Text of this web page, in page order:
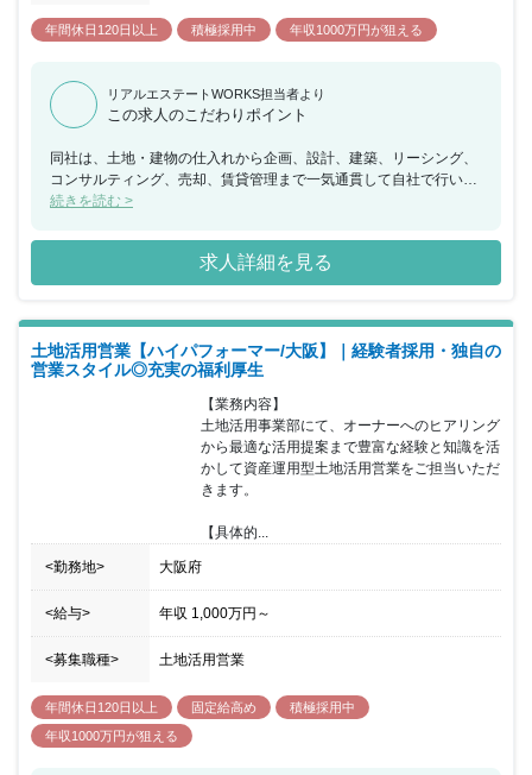
年間休日120日以上 積極採用中 年収1000万円が狙える
リアルエステートWORKS担当者より
この求人のこだわりポイント
同社は、土地・建物の仕入れから企画、設計、建築、リーシング、
コンサルティング、売却、賃貸管理まで一気通貫して自社で行い、
「オーナー様の利益の最大化」を全部門が一貫して追求していま
にスピードアップをして成長し業界に風穴を開けて邁進してきまし
た。さらに同社が目指すのは業界No1。2031年の売上1000億円
超、経常利益100億円超を目指しています。 今回、土地活用事業部
となりました。同社の土地活用は、単純にアパート・マンションを
建てる・売るという不動産業とは一線を画すサービスです。あくま
で資産運用の観点で、お客様が物件を取得された後も「安定して賃
貸経営を行えるかかどうか」を重視しており、土地診断の結果か
ら、その土地の賃貸需要等を調査し賃貸経営の向き・不向きを診断
します。賃貸経営に適している土地にはアパート・マンションの建
築を提案し、反対に適していない土地をご所有のお客様に対して
は、賃貸需要のある土地での物件購入による土地活用・相続税対策
を提案します。経験と知識を活かして資産運用型土地活用でご活躍
いただける方を歓迎いたします。
続きを読む >
求人詳細を見る
土地活用営業【ハイパフォーマー/大阪】｜経験者採用・独自の
営業スタイル◎充実の福利厚生
【業務内容】
土地活用事業部にて、オーナーへのヒアリング
から最適な活用提案まで豊富な経験と知識を活
かして資産運用型土地活用営業をご担当いただ
きます。
【具体的...
<勤務地> 大阪府
<給与> 年収 1,000万円 ～
<募集職種> 土地活用営業
年間休日120日以上 固定給高め
積極採用中
年収1000万円が狙える